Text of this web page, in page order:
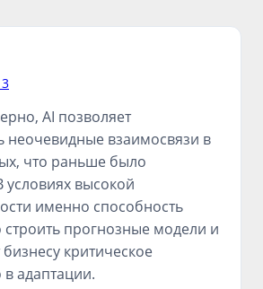
AI позволяет
неочевидные взаимосвязи в
что раньше было
высокой
именно способность
прогнозные модели и
критическое
адаптации.